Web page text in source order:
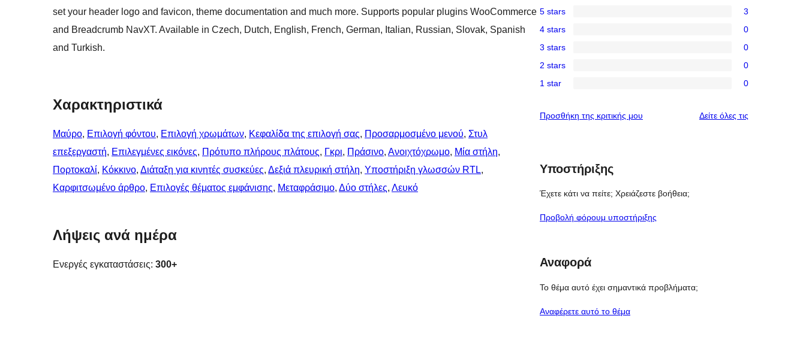
set your header logo and favicon, theme documentation and much more. Supports popular plugins WooCommerce
and Breadcrumb NavXT. Available in Czech, Dutch, English, French, German, Italian, Russian, Slovak, Spanish
and Turkish.
Χαρακτηριστικά
Μαύρο, Επιλογή φόντου, Επιλογή χρωμάτων, Κεφαλίδα της επιλογή σας, Προσαρμοσμένο μενού, Στυλ
επεξεργαστή, Επιλεγμένες εικόνες, Πρότυπο πλήρους πλάτους, Γκρι, Πράσινο, Ανοιχτόχρωμο, Μία στήλη
Πορτοκαλί, Κόκκινο, Διάταξη για κινητές συσκεύες, Δεξιά πλευρική στήλη, Υποστήριξη γλωσσών RTL
Καρφιτσωμένo άρθρo, Επιλογές θέματος εμφάνισης, Μεταφράσιμο, Δύο στήλες, Λευκό
Λήψεις ανά ημέρα
Ενεργές εγκαταστάσεις: 300+
5-
star
reviews
5 stars 3
4-
star
reviews
4 stars 0
3-
star
3 stars 0
2-
reviews
2 stars 0
star
1 star 0
Προσθήκη της κριτικής μου Δείτε όλες τις
Υποστήριξης
Έχετε κάτι να πείτε; Χρειάζεστε βοήθεια;
Προβολή φόρουμ υποστήριξης
Αναφορά
Το θέμα αυτό έχει σημαντικά προβλήματα;
Αναφέρετε αυτό το θέμα